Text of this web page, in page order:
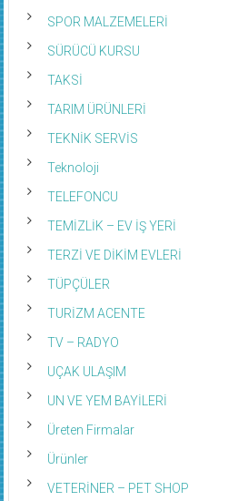
SPOR MALZEMELERİ
SÜRÜCÜ KURSU
TAKSİ
TARIM ÜRÜNLERİ
TEKNİK SERVİS
Teknoloji
TELEFONCU
TEMİZLİK – EV İŞ YERİ
TERZİ VE DİKİM EVLERİ
TÜPÇÜLER
TURİZM ACENTE
TV – RADYO
UÇAK ULAŞIM
UN VE YEM BAYİLERİ
Üreten Firmalar
Ürünler
VETERİNER – PET SHOP